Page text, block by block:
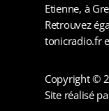
Etienne, à
Retrouvez
tonicradio.fr
Copyright ©
Site réalisé